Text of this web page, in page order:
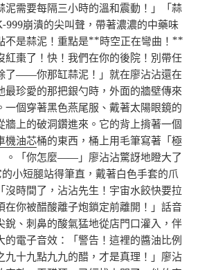
泥需要每隔三小時的溫和震動！」「蒜
999崩潰的尖叫聲，帶著濃濃的中藥味
不是蒜泥！重點是**時空正在彎曲！**
紅棗了！快！我們在你的後院！別帶任
了——你那缸蒜泥！」就在廖沾沾還在
最珍愛的那把銀勺時，外面的牆壁傳來
一個穿著黑色燕尾服、戴著太陽眼鏡的
牆上的破洞鑽進來。它的背上揹著一個
機油芯桶的東西，桶上用毛筆寫著「極
。「你怎麼——」廖沾沾驚訝地瞪大了
小短腿站得筆直，戴著白色手套的爪
沒時間了，沾沾先生！宇宙水餃快要拉
在你被醋酸離子炮鎖定前離開！」話音
銳、刺鼻的酸氣猛地從店門口灌入，伴
的電子音效：「警告！這裡的醬油比例
九十九點九九的醋，才是真理！」廖沾